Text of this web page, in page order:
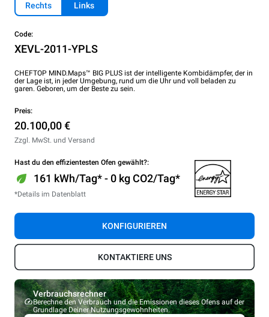
Rechts Links
Code:
XEVL-2011-YPLS
CHEFTOP MIND.Maps™ BIG PLUS ist der intelligente Kombidämpfer, der in
der Lage ist, in jeder Umgebung, rund um die Uhr und voll beladen zu
garen. Geboren, um der Beste zu sein.
Preis:
20.100,00 €
Zzgl. MwSt. und Versand
Hast du den effizientesten Ofen gewählt?:
161 kWh/Tag* - 0 kg CO2/Tag*
*Details im Datenblatt
KONFIGURIEREN
KONTAKTIERE UNS
Verbrauchsrechner
Berechne den Verbrauch und die Emissionen dieses Ofens auf der
Grundlage Deiner Nutzungsgewohnheiten.